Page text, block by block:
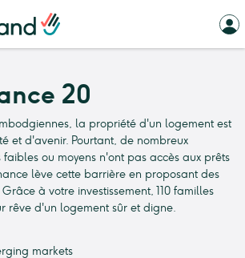
20
la propriété d'un logement est
et d'avenir. Pourtant, de nombreux
ou moyens n'ont pas accès aux prêts
lève cette barrière en proposant des
à votre investissement, 110 familles
rêve d'un logement sûr et digne.